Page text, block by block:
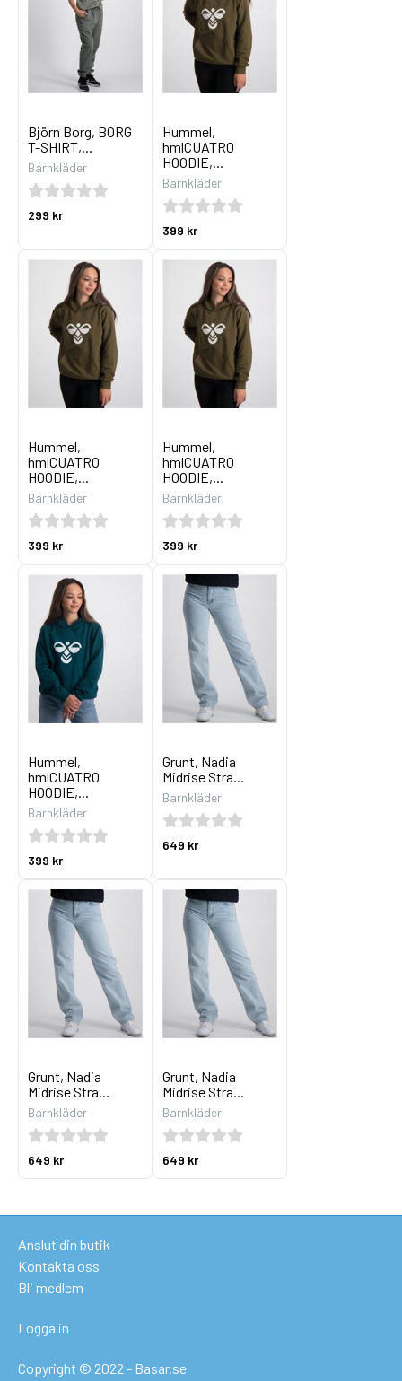
Björn Borg, BORG
T-SHIRT,...
Barnkläder
299 kr
Hummel,
hmlCUATRO
HOODIE,...
Barnkläder
399 kr
Hummel,
hmlCUATRO
HOODIE,...
Barnkläder
399 kr
Hummel,
hmlCUATRO
HOODIE,...
Barnkläder
399 kr
Hummel,
hmlCUATRO
HOODIE,...
Barnkläder
399 kr
Grunt, Nadia
Midrise Stra...
Barnkläder
649 kr
Grunt, Nadia
Midrise Stra...
Barnkläder
649 kr
Grunt, Nadia
Midrise Stra...
Barnkläder
649 kr
Anslut din butik
Kontakta oss
Bli medlem
Logga in
Copyright © 2022 - Basar.se